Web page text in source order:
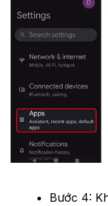
Bước 4: